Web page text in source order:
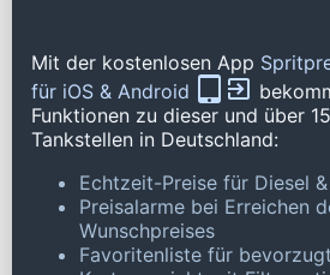
Mit der kostenlosen App
für iOS & Android
Funktionen zu dieser und über
Tankstellen in Deutschland:
Echtzeit-Preise für Diesel
Preisalarme bei Erreichen
Wunschpreises
Favoritenliste für